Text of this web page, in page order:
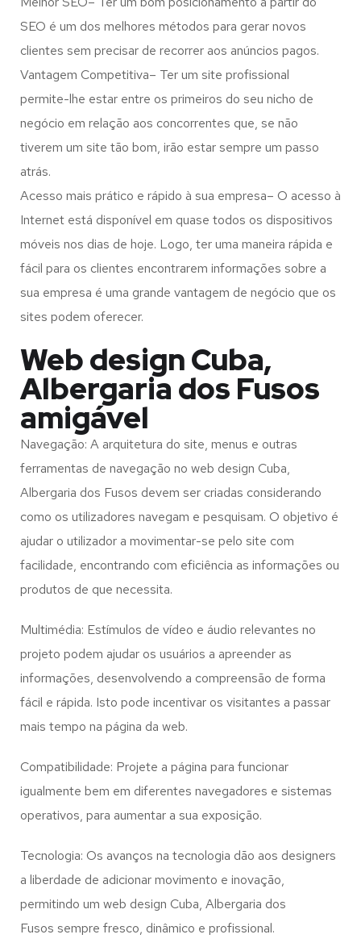
SEO é um dos melhores métodos para gerar novos
clientes sem precisar de recorrer aos anúncios pagos.
Vantagem Competitiva– Ter um site profissional
permite-lhe estar entre os primeiros do seu nicho de
negócio em relação aos concorrentes que, se não
tiverem um site tão bom, irão estar sempre um passo
atrás.
Acesso mais prático e rápido à sua empresa– O acesso à
Internet está disponível em quase todos os dispositivos
móveis nos dias de hoje. Logo, ter uma maneira rápida e
fácil para os clientes encontrarem informações sobre a
sua empresa é uma grande vantagem de negócio que os
sites podem oferecer.
Web design Cuba,
Albergaria dos Fusos
amigável
Navegação: A arquitetura do site, menus e outras
ferramentas de navegação no web design Cuba,
Albergaria dos Fusos devem ser criadas considerando
como os utilizadores navegam e pesquisam. O objetivo é
ajudar o utilizador a movimentar-se pelo site com
facilidade, encontrando com eficiência as informações ou
produtos de que necessita.
Multimédia: Estímulos de vídeo e áudio relevantes no
projeto podem ajudar os usuários a apreender as
informações, desenvolvendo a compreensão de forma
fácil e rápida. Isto pode incentivar os visitantes a passar
mais tempo na página da web.
Compatibilidade: Projete a página para funcionar
igualmente bem em diferentes navegadores e sistemas
operativos, para aumentar a sua exposição.
Tecnologia: Os avanços na tecnologia dão aos designers
a liberdade de adicionar movimento e inovação,
permitindo um web design Cuba, Albergaria dos
Fusos sempre fresco, dinâmico e profissional.